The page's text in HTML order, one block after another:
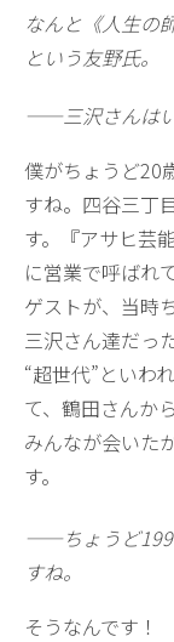
なんと《人生の
という友野氏。
——三沢さんは
僕がちょうど20
すね。四谷三丁
す。『アサヒ芸
に営業で呼ばれ
ゲストが、当時
三沢さん達だっ
“超世代”といわ
て、鶴田さんか
みんなが会いた
す。
——ちょうど
すね。
そうなんです！